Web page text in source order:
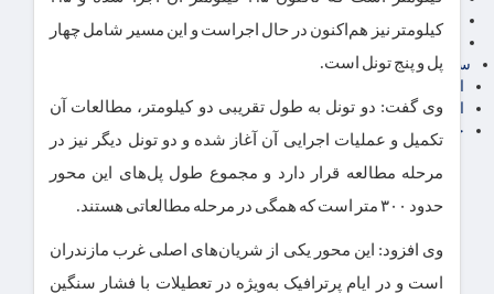
آگهی رسمی و مزایده
آکادمی آموزش اقتصادی
سایر رسانه ها
اقتصاد آفرین
خرید انواع دیزل ژنراتور
کیلومتر نیز هم‌اکنون در حال اجراست و این مسیر شامل چهار
پل و پنج تونل است.
وی گفت: دو تونل به طول تقریبی دو کیلومتر، مطالعات آن
تکمیل و عملیات اجرایی آن آغاز شده و دو تونل دیگر نیز در
مرحله مطالعه قرار دارد و مجموع طول پل‌های این محور
حدود ۳۰۰ متر است که همگی در مرحله مطالعاتی هستند.
وی افزود: این محور یکی از شریان‌های اصلی غرب مازندران
است و در ایام پرترافیک به‌ویژه در تعطیلات با فشار سنگین